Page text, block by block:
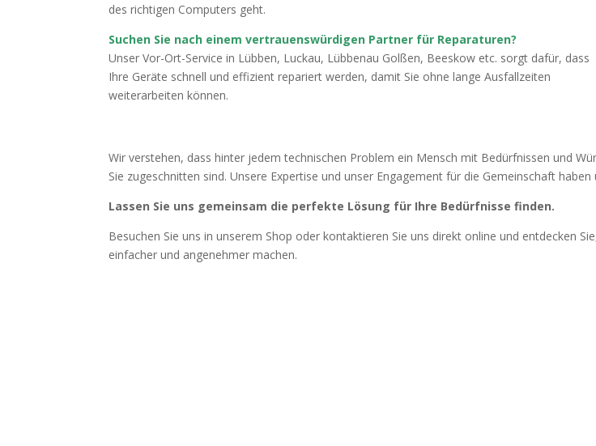
des richtigen Computers geht.
Suchen Sie nach einem vertrauenswürdigen Partner für Reparaturen?
Unser Vor-Ort-Service in Lübben, Luckau, Lübbenau Golßen, Beeskow etc. sorgt dafür, dass
Ihre Geräte schnell und effizient repariert werden, damit Sie ohne lange Ausfallzeiten
weiterarbeiten können.
Wir verstehen, dass hinter jedem technischen Problem ein Mensch mit Bedürfnissen und
Sie zugeschnitten sind. Unsere Expertise und unser Engagement für die Gemeinschaft
Lassen Sie uns gemeinsam die perfekte Lösung für Ihre Bedürfnisse finden.
Besuchen Sie uns in unserem Shop oder kontaktieren Sie uns direkt online und entdecken
einfacher und angenehmer machen.